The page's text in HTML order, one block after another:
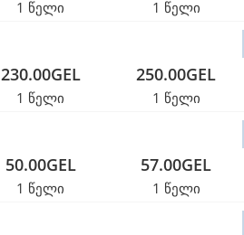
1 წელი 1 წელი
230.00GEL
1 წელი
250.00GEL
1 წელი
50.00GEL
1 წელი
57.00GEL
1 წელი